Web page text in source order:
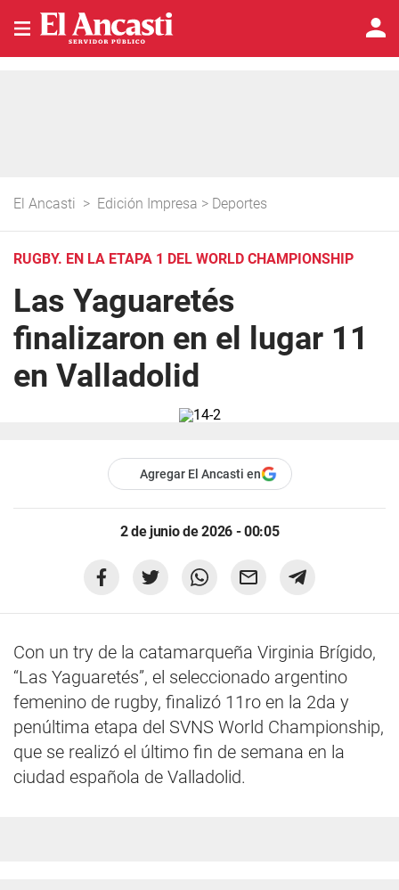
El Ancasti > Edición Impresa > Deportes
RUGBY. EN LA ETAPA 1 DEL WORLD CHAMPIONSHIP
Las Yaguaretés
finalizaron en el lugar 11
en Valladolid
Agregar El Ancasti en
2 de junio de 2026 - 00:05
Con un try de la catamarqueña Virginia Brígido,
“Las Yaguaretés”, el seleccionado argentino
femenino de rugby, finalizó 11ro en la 2da y
penúltima etapa del SVNS World Championship,
que se realizó el último fin de semana en la
ciudad española de Valladolid.